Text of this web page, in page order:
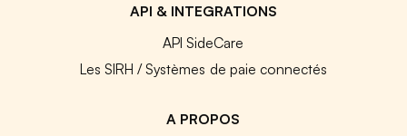
API & INTEGRATIONS
API SideCare
Les SIRH / Systèmes de paie connectés
A PROPOS